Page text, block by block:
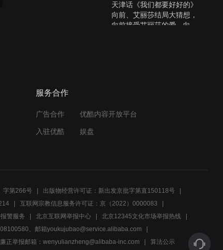
天津话《我们都要好好的》
向前、艾丽莎结局大猜想，
向前接受艾丽莎的爱，向好
仙女姐姐太好看了吧
后爸》第十八集
03:35
寻找收礼遭问责，品牌商登
门致谢澄清真相
服务合作
广告合作 优酷内容开放平台
入驻优酷 娱盘
字第266号
出版物经营许可证：新出发京批字第直150118号
互联网宗教信息服务许可证：京（2022）0000083
警服务 北京互联网举报中心
北京12345文化市场举报热线
、邮箱youkujubao@service.alibaba.com
廉正举报邮箱：wenyulianzheng@alibaba-inc.com 算法公示